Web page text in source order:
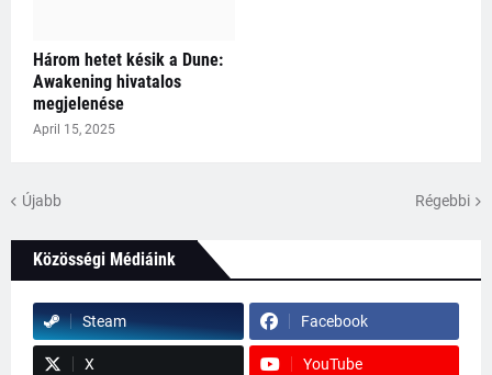
Három hetet késik a Dune:
Awakening hivatalos
megjelenése
April 15, 2025
Újabb Régebbi
Közösségi Médiáink
Steam Facebook
X YouTube